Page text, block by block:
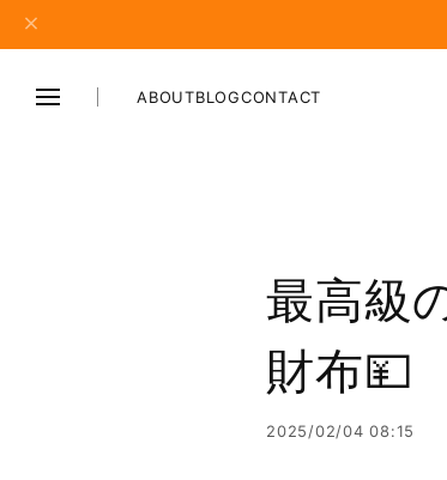
ABOUTBLOGCONTACT
最高級
財布💴
2025/02/04 08:15